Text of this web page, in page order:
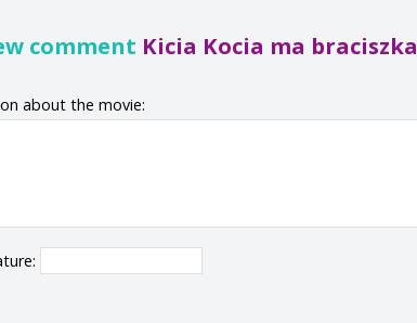
comment Kicia Kocia ma braciszka
about the movie: